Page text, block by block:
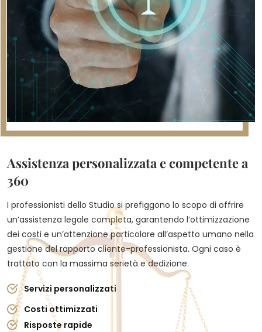
Assistenza personalizzata e competente a
360
I professionisti dello Studio si prefiggono lo scopo di offrire
un’assistenza legale completa, garantendo l’ottimizzazione
dei costi e un’attenzione particolare all’aspetto umano nella
gestione del rapporto cliente-professionista. Ogni caso è
trattato con la massima serietà e dedizione.
Servizi personalizzati
Costi ottimizzati
Risposte rapide